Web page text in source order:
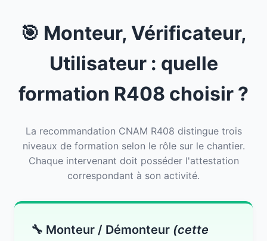
🎯 Monteur, Vérificateur,
Utilisateur : quelle
formation R408 choisir ?
La recommandation CNAM R408 distingue trois
niveaux de formation selon le rôle sur le chantier.
Chaque intervenant doit posséder l'attestation
correspondant à son activité.
🔧 Monteur / Démonteur (cette